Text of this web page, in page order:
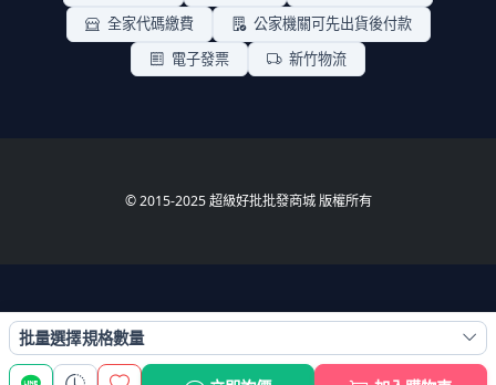
批量選擇規格數量
全家代碼繳費
公家機關可先出貨後付款
電子發票
新竹物流
© 2015-2025 超級好批批發商城 版權所有